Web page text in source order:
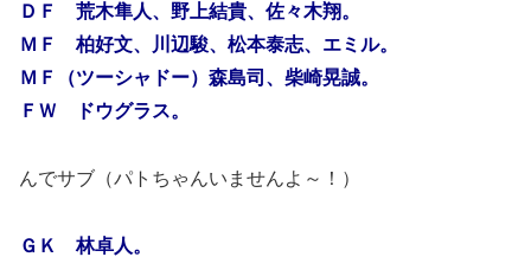
ＤＦ 荒木隼人、野上結貴、佐々木翔。
ＭＦ 柏好文、川辺駿、松本泰志、エミル。
ＭＦ（ツーシャドー）森島司、柴崎晃誠。
ＦＷ ドウグラス。
んでサブ（パトちゃんいませんよ～！）
ＧＫ 林卓人。